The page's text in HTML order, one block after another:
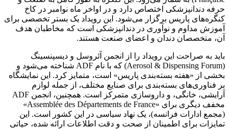
اختصاص دارد و در اواخر ماه نوامبر در کاخ
پاریس برگزار می‌شود. این رویداد یک بستر تخصصی برای
و نوآوری در دندانپزشکی است که مخاطبان هدف
دندان و اعضای صنعت هستند.
صراحت این رویداد را از انجمن آئروسل و دیسپنسینگ
(Aerosol & Dispensing Forum) که با نام ADF شناخته می‌شود و
«هفته بسته‌بندی پاریس» است، متمایز کرد. این نمایشگاه
بسته‌بندی برای صنایع مختلف، از جمله لوازم
آرایشی، خانگی، و داروسازی متمرکز است. همچنین، انجمن ADF
مخفف دیگری برای «Assemblée des Départements de France»
فرانسه)، یک نهاد سیاسی در این کشور است. این
برای اطمینان از صحت و دقت اطلاعات ارائه شده، حیاتی